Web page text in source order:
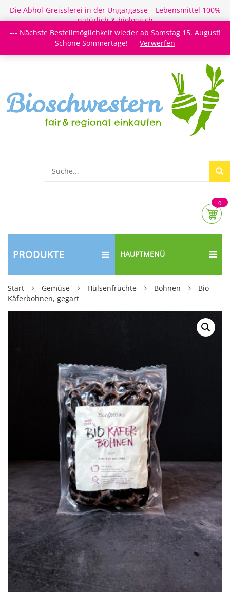
Die Abhol-Greisslerei in der Ungargasse – Lebensmittel 100%
natürlich & biologisch
Login/Register Newsletter Meine Merkzettel
0
PRODUKTE HAUPTMENÜ
Start Gemüse Hülsenfrüchte Bohnen
Bio
Käferbohnen, gegart
--- Nächste Bestellmöglichkeit wieder ab Samstag 15. August!
Schöne Sommertage! --- Verwerfen